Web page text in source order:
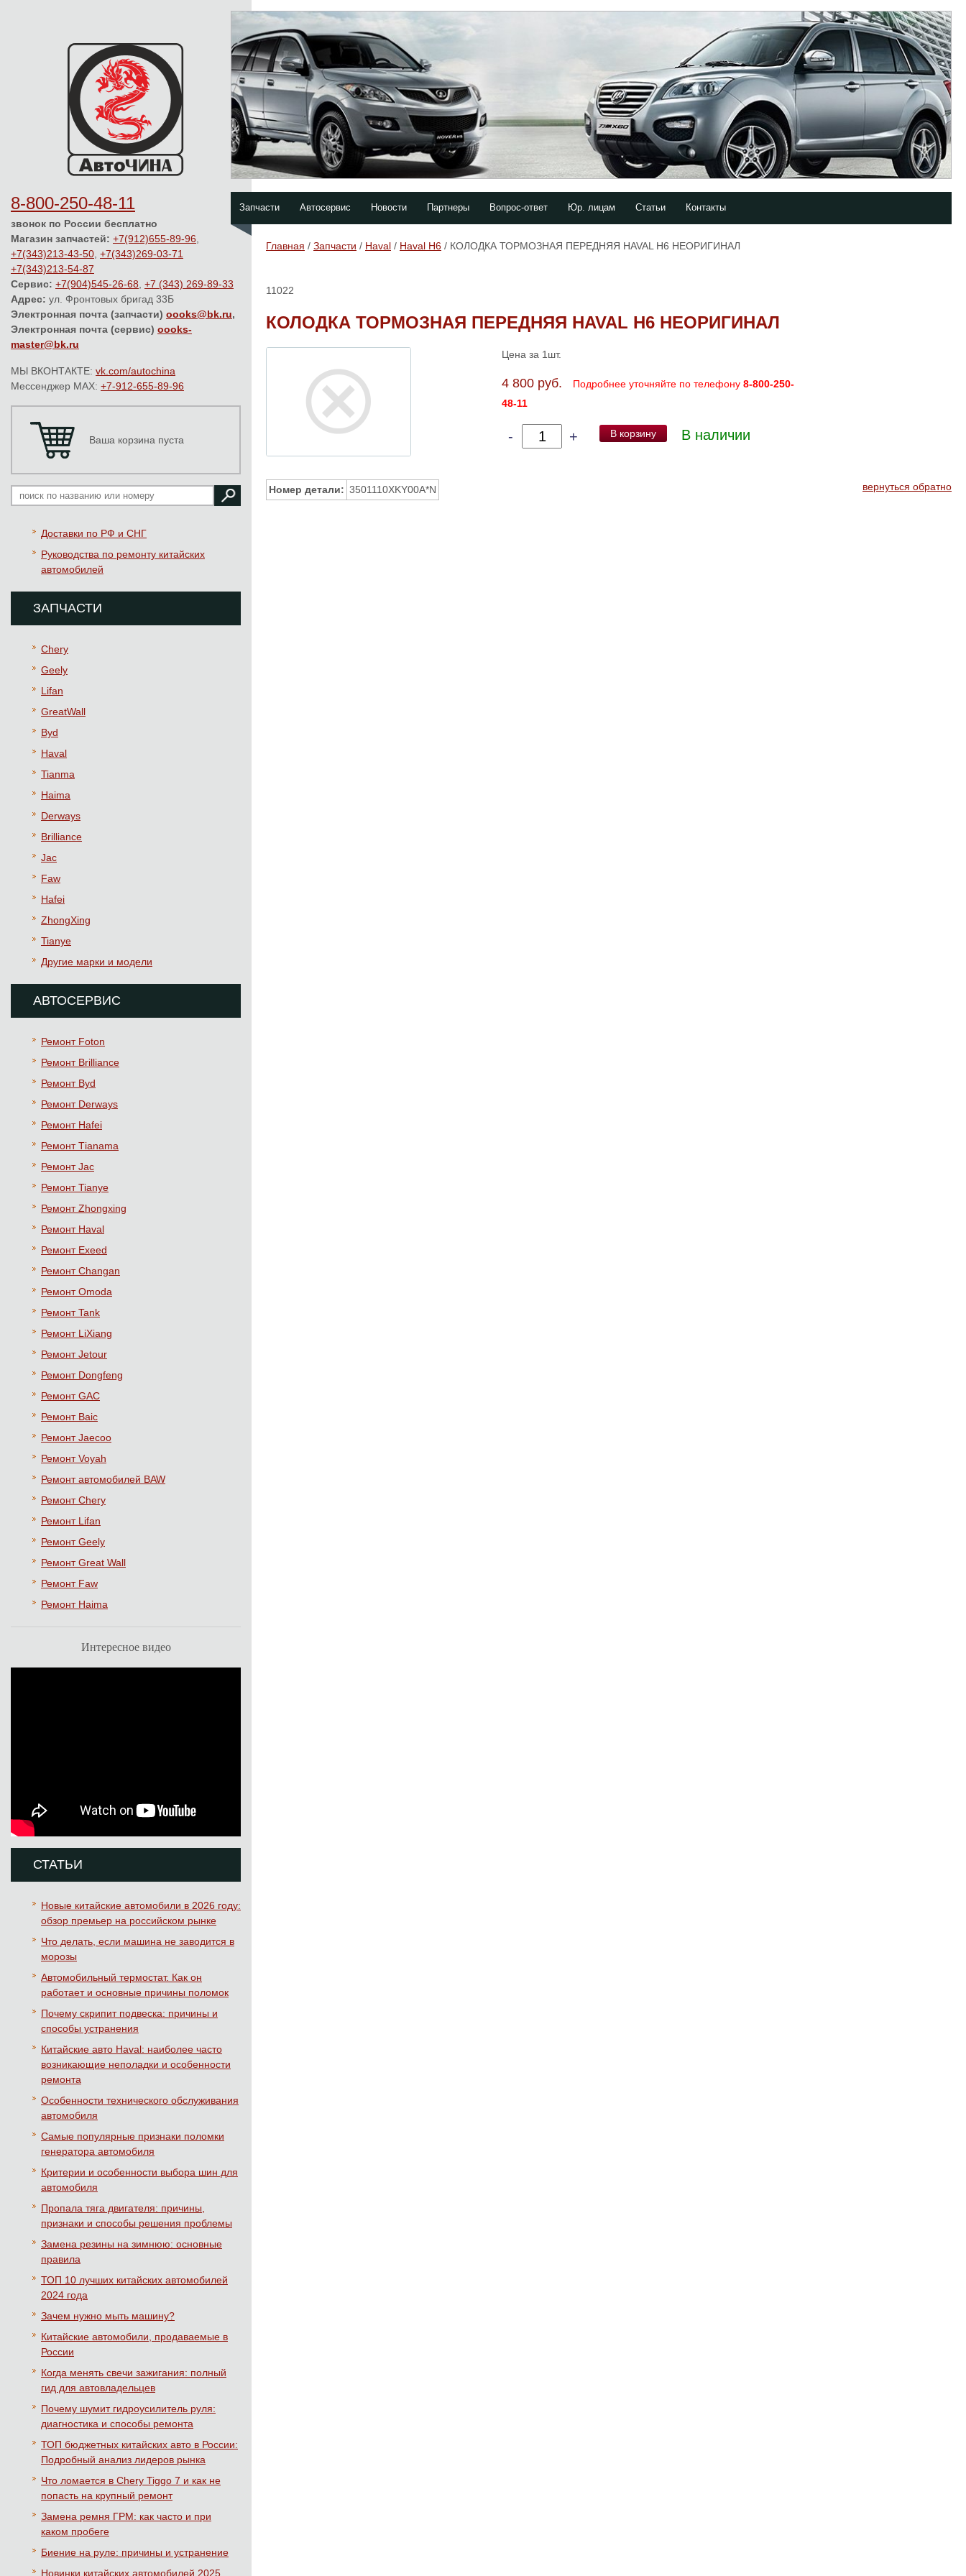
8-800-250-48-11
звонок по России бесплатно
Магазин запчастей: +7(912)655-89-96
+7(343)213-43-50 +7(343)269-03-71
+7(343)213-54-87
Сервис: +7(904)545-26-68 +7 (343) 269-89-33
Адрес: ул. Фронтовых бригад 33Б
Электронная почта (запчасти) oooks@bk.ru,
Электронная почта (сервис) oooks-
master@bk.ru
МЫ ВКОНТАКТЕ: vk.com/autochina
Мессенджер MAX: +7-912-655-89-96
Ваша корзина пуста
Доставки по РФ и СНГ
Руководства по ремонту китайских
автомобилей
ЗАПЧАСТИ
Chery
Geely
Lifan
GreatWall
Byd
Haval
Tianma
Haima
Derways
Brilliance
Jac
Faw
Hafei
ZhongXing
Tianye
Другие марки и модели
АВТОСЕРВИС
Ремонт Foton
Ремонт Brilliance
Ремонт Byd
Ремонт Derways
Ремонт Hafei
Ремонт Тianama
Ремонт Jac
Ремонт Tianye
Ремонт Zhongxing
Ремонт Haval
Ремонт Exeed
Ремонт Changan
Ремонт Omoda
Ремонт Tank
Ремонт LiXiang
Ремонт Jetour
Ремонт Dongfeng
Ремонт GAC
Ремонт Baic
Ремонт Jaecoo
Ремонт Voyah
Ремонт автомобилей BAW
Ремонт Chery
Ремонт Lifan
Ремонт Geely
Ремонт Great Wall
Ремонт Faw
Ремонт Haima
Интересное видео
СТАТЬИ
Новые китайские автомобили в 2026 году:
обзор премьер на российском рынке
Что делать, если машина не заводится в
морозы
Автомобильный термостат. Как он
работает и основные причины поломок
Почему скрипит подвеска: причины и
способы устранения
Китайские авто Haval: наиболее часто
возникающие неполадки и особенности
ремонта
Особенности технического обслуживания
автомобиля
Самые популярные признаки поломки
генератора автомобиля
Критерии и особенности выбора шин для
автомобиля
Пропала тяга двигателя: причины,
признаки и способы решения проблемы
Замена резины на зимнюю: основные
правила
ТОП 10 лучших китайских автомобилей
2024 года
Зачем нужно мыть машину?
Китайские автомобили, продаваемые в
России
Когда менять свечи зажигания: полный
гид для автовладельцев
Почему шумит гидроусилитель руля:
диагностика и способы ремонта
ТОП бюджетных китайских авто в России:
Подробный анализ лидеров рынка
Что ломается в Chery Tiggo 7 и как не
попасть на крупный ремонт
Замена ремня ГРМ: как часто и при
каком пробеге
Биение на руле: причины и устранение
Новинки китайских автомобилей 2025
Запчасти Автосервис Новости Партнеры Вопрос-ответ Юр. лицам Статьи Контакты
Главная / Запчасти / Haval / Haval H6 / КОЛОДКА ТОРМОЗНАЯ ПЕРЕДНЯЯ HAVAL H6 НЕОРИГИНАЛ
11022
КОЛОДКА ТОРМОЗНАЯ ПЕРЕДНЯЯ HAVAL H6 НЕОРИГИНАЛ
Цена за 1шт.
4 800 руб. Подробнее уточняйте по телефону 8-800-250-
48-11
- + В корзину В наличии
Номер детали: 3501110XKY00A*N вернуться обратно